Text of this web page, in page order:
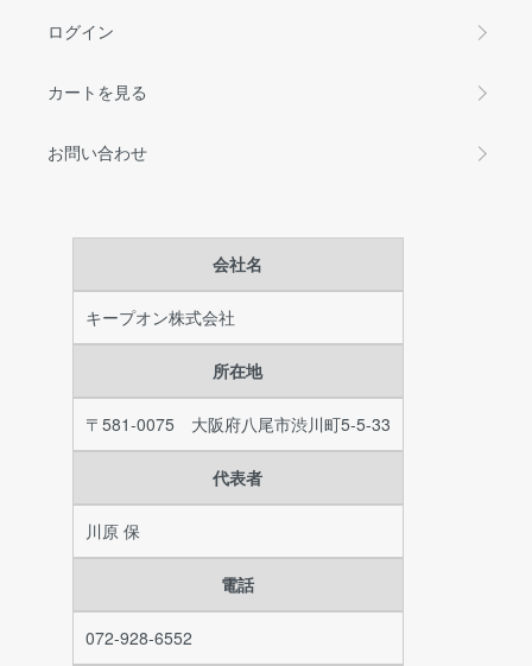
ログイン
カートを見る
お問い合わせ
会社名
キープオン株式会社
所在地
〒581-0075 大阪府八尾市渋川町5-5-33
代表者
川原 保
電話
072-928-6552